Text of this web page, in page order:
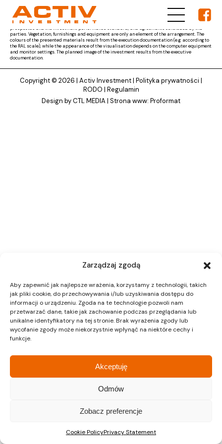
Zarządzaj zgodą
Aby zapewnić jak najlepsze wrażenia, korzystamy z technologii, takich
jak pliki cookie, do przechowywania i/lub uzyskiwania dostępu do
informacji o urządzeniu. Zgoda na te technologie pozwoli nam
przetwarzać dane, takie jak zachowanie podczas przeglądania lub
unikalne identyfikatory na tej stronie. Brak wyrażenia zgody lub
wycofanie zgody może niekorzystnie wpłynąć na niektóre cechy i
funkcje.
Akceptuję
Odmów
Zobacz preferencje
Cookie PolicyPrivacy Statement
The materials presented on ACTIV Investment's website are for reference only and the subject
matter of the developer's obligation results from the parties' agreement and the project
documentation approved by the competent authority, as well as other documents, i.e. the
prospectus and the investment performance standard, and agreements concluded by the
parties. Vegetation, furnishings and equipment are only an element of the arrangement. The
colours of the presented materials result from the execution documentation (e.g. according to
the RAL scale), while the appearance of the visualisation depends on the computer equipment
and monitor settings. The planned image of the investment results from the executive
documentation.
Copyright © 2026 | Activ Investment| Polityka prywatności |
RODO | Regulamin
Design by CTL MEDIA | Strona www: Proformat